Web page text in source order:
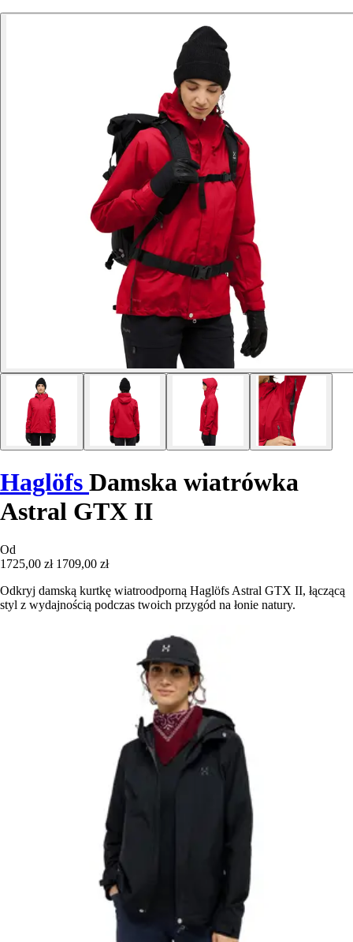
Haglöfs Damska wiatrówka
Astral GTX II
Od
1725,00 zł 1709,00 zł
Odkryj damską kurtkę wiatroodporną Haglöfs Astral GTX II, łączącą
styl z wydajnością podczas twoich przygód na łonie natury.